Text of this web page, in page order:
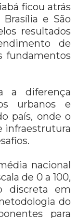
ficou atrás
e São
resultados
de
fundamentos
a diferença
urbanos e
país, onde o
infraestrutura
nacional
de 0 a 100,
discreta em
do
para